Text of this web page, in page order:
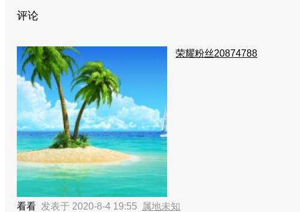
评论
荣耀粉丝20874788
看看 发表于 2020-8-4 19:55 属地未知